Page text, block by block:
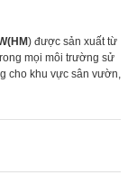
) được sản xuất từ
mọi môi trường sử
cho khu vực sân vườn,